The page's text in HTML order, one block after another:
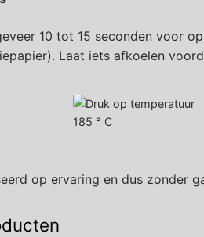
10 tot 15 seconden voor
Laat iets afkoelen
185 ° C
op ervaring en dus zonder